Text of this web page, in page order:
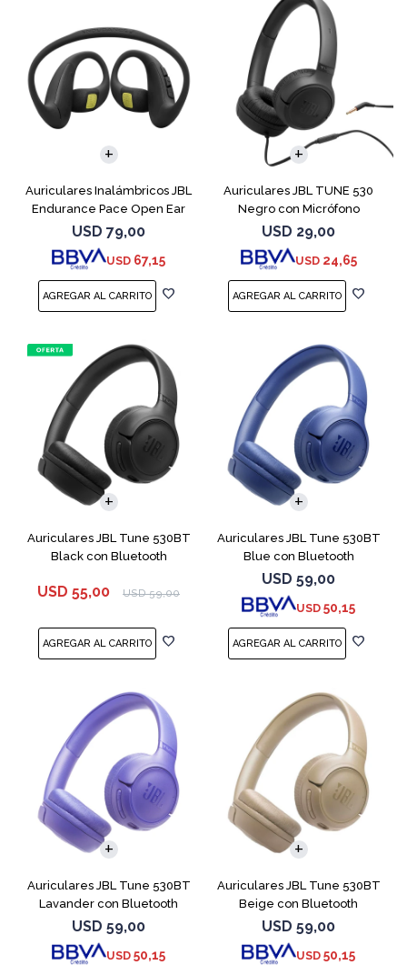
Auriculares Inalámbricos JBL
Endurance Pace Open Ear
Negro
USD 79,00
USD 67,15
Auriculares JBL TUNE 530
Negro con Micrófono
USD 29,00
USD 24,65
Auriculares JBL Tune 530BT
Black con Bluetooth
USD 55,00 USD 59,00
Auriculares JBL Tune 530BT
Blue con Bluetooth
USD 59,00
USD 50,15
Auriculares JBL Tune 530BT
Lavander con Bluetooth
USD 59,00
USD 50,15
Auriculares JBL Tune 530BT
Beige con Bluetooth
USD 59,00
USD 50,15